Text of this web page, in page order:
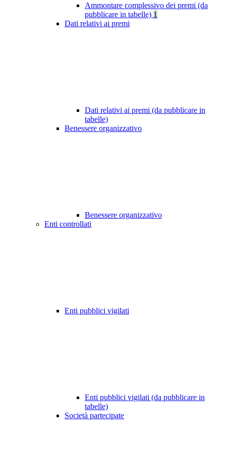
Ammontare complessivo dei premi (da
pubblicare in tabelle) 1
Dati relativi ai premi
Dati relativi ai premi (da pubblicare in
tabelle)
Benessere organizzativo
Benessere organizzativo
Enti controllati
Enti pubblici vigilati
Enti pubblici vigilati (da pubblicare in
tabelle)
Società partecipate